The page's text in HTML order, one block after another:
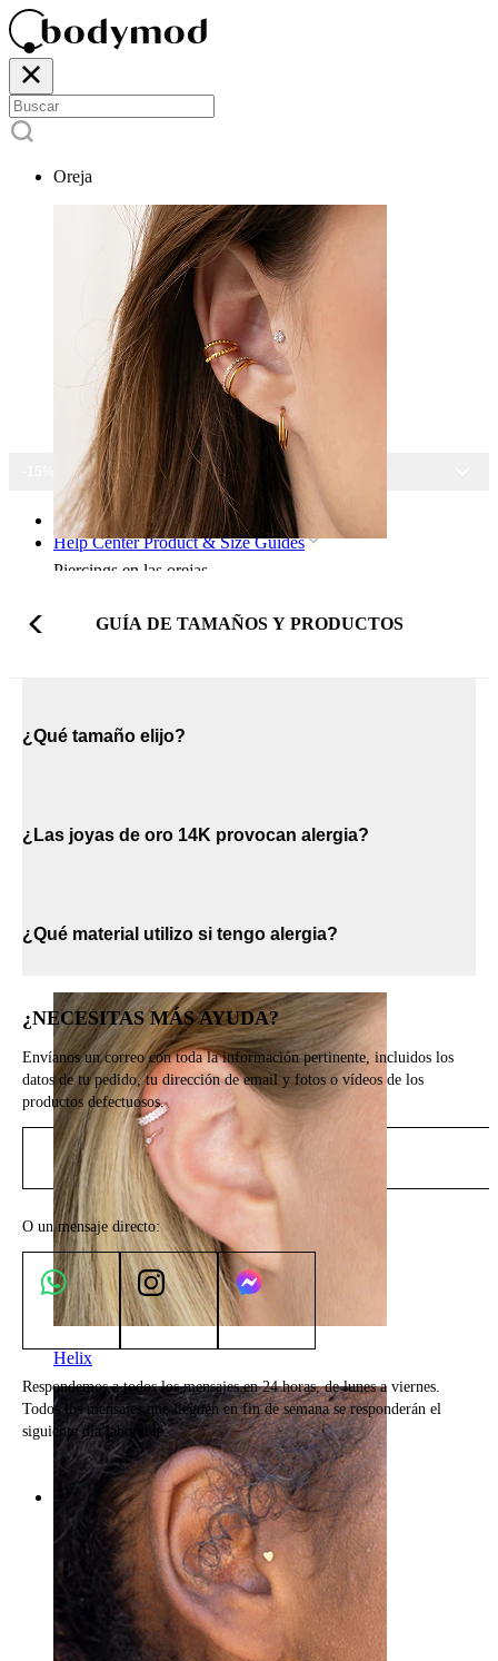
Oreja
Piercings en las orejas
Helix
-15% EN TODAS LAS JOYAS
Inicio
Help Center Product & Size Guides
GUÍA DE TAMAÑOS Y PRODUCTOS
¿Qué tamaño elijo?
¿Las joyas de oro 14K provocan alergia?
¿Qué material utilizo si tengo alergia?
¿NECESITAS MÁS AYUDA?
Envíanos un correo con toda la información pertinente, incluidos los
datos de tu pedido, tu dirección de email y fotos o vídeos de los
productos defectuosos.
Envíanos un email
O un mensaje directo:
Respondemos a todos los mensajes en 24 horas, de lunes a viernes.
Todos los mensajes que lleguen en fin de semana se responderán el
siguiente día laborable.
Categorías
Ombligo
Labio
Pezón
Industrial